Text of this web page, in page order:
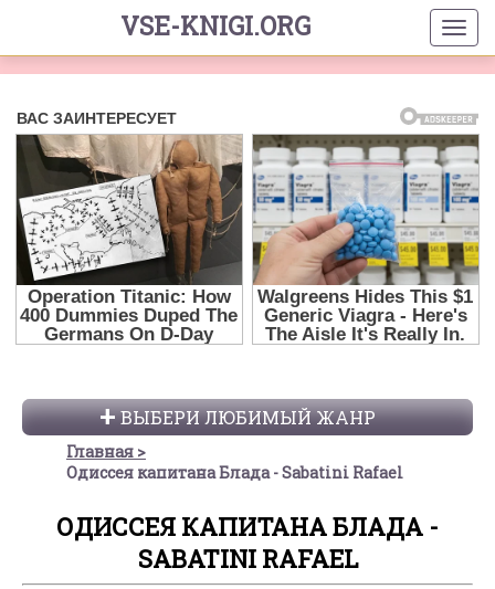
VSE-KNIGI.ORG
ВЫБЕРИ ЛЮБИМЫЙ ЖАНР
Главная
Одиссея капитана Блада - Sabatini Rafael
ОДИССЕЯ КАПИТАНА БЛАДА -
SABATINI RAFAEL